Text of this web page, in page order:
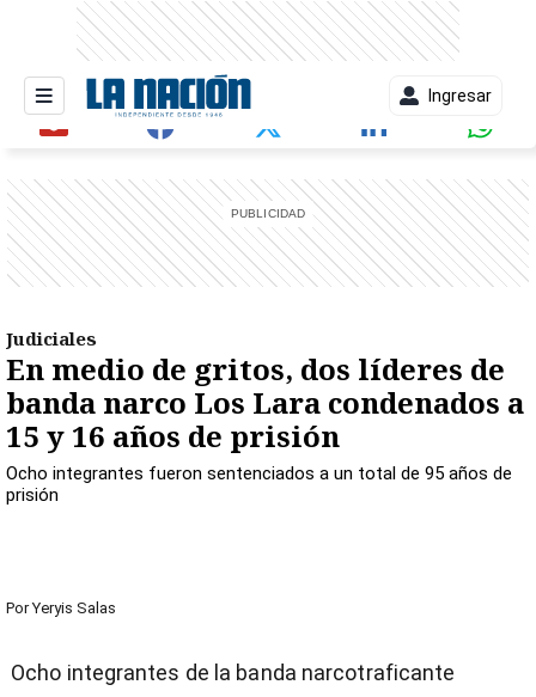
Ingresar
Judiciales
En medio de gritos, dos líderes de
banda narco Los Lara condenados a
15 y 16 años de prisión
Ocho integrantes fueron sentenciados a un total de 95 años de
prisión
Por Yeryis Salas
Ocho integrantes de la banda narcotraficante